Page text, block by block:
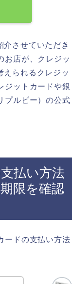
させていただき
お店が、クレジッ
えられるクレジッ
ジットカードや銀
プルビー）の公式
払い方法
限を確認
ードの支払い方法